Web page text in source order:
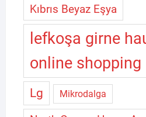
Kıbrıs Beyaz Eşya
lefkoşa girne
online shopping
Lg Mikrodalga